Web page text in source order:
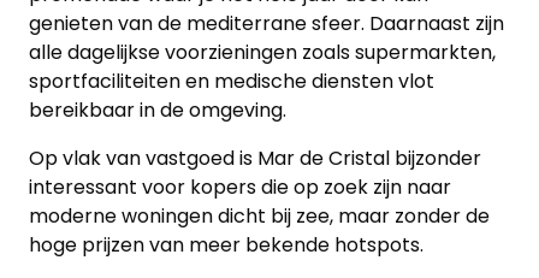
genieten van de mediterrane sfeer. Daarnaast zijn
alle dagelijkse voorzieningen zoals supermarkten,
sportfaciliteiten en medische diensten vlot
bereikbaar in de omgeving.
Op vlak van vastgoed is Mar de Cristal bijzonder
interessant voor kopers die op zoek zijn naar
moderne woningen dicht bij zee, maar zonder de
hoge prijzen van meer bekende hotspots.